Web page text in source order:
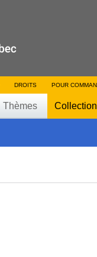
DROITS POUR
Thèmes